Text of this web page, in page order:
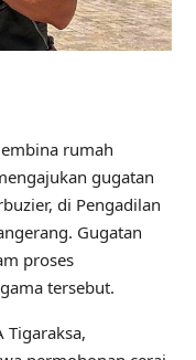
rumah
gugatan
di Pengadilan
Gugatan
proses
tersebut.
Tigaraksa,